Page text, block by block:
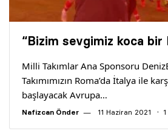
“Bizim sevgimiz koca bir
Milli Takımlar Ana Sponsoru
Takımımızın Roma’da İtalya ile
başlayacak Avrupa…
Nafizcan Önder 11 Haziran 2021